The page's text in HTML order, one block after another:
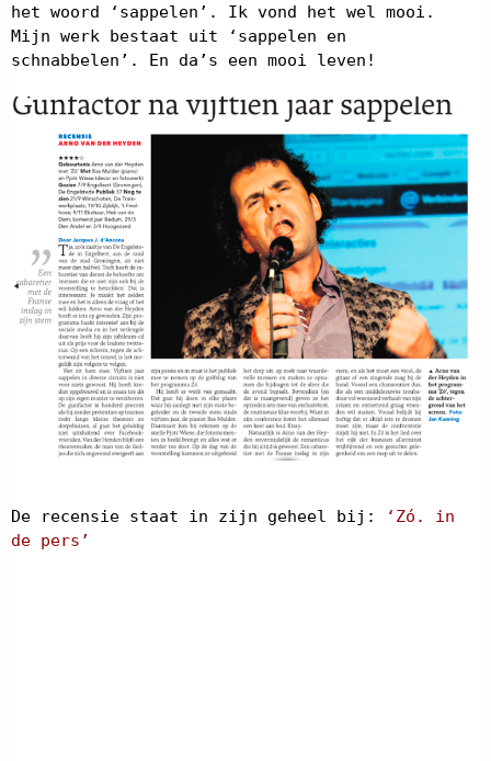
het woord ‘sappelen’. Ik vond het wel mooi.
Mijn werk bestaat uit ‘sappelen en
schnabbelen’. En da’s een mooi leven!
De recensie staat in zijn geheel bij:
‘Zó. in
de pers’